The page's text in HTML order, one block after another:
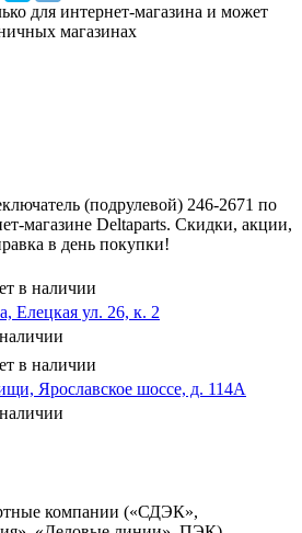
для интернет-магазина и может
магазинах
(подрулевой) 246-2671 по
магазине Deltaparts. Скидки, акции,
в день покупки!
в наличии
Елецкая ул. 26, к. 2
в наличии
Ярославское шоссе, д. 114А
компании («СДЭК»,